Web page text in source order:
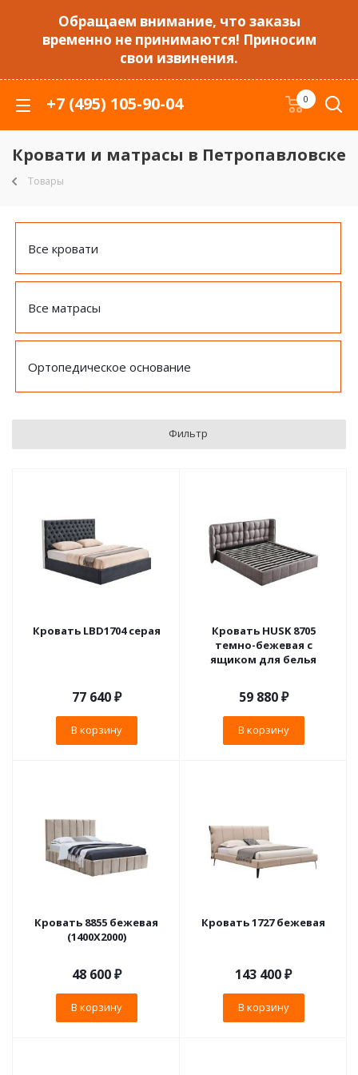
Обращаем внимание, что заказы
временно не принимаются! Приносим
свои извинения.
+7 (495) 105-90-04 0
Кровати и матрасы в Петропавловске
Товары
Все кровати
Все матрасы
Ортопедическое основание
Фильтр
Кровать LBD1704 серая
77 640₽
В корзину
Кровать HUSK 8705
темно-бежевая с
ящиком для белья
59 880₽
В корзину
Кровать 8855 бежевая
(1400X2000)
48 600₽
В корзину
Кровать 1727 бежевая
143 400₽
В корзину